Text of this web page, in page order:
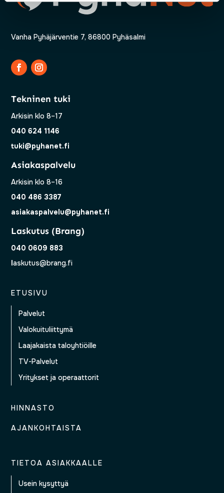
Vanha Pyhäjärventie 7, 86800 Pyhäsalmi
Tekninen tuki
Arkisin klo 8–17
040 624 1146
tuki@pyhanet.fi
Asiakaspalvelu
Arkisin klo 8–16
040 486 3387
asiakaspalvelu@pyhanet.fi
Laskutus (Brang)
040 0609 883
laskutus@brang.fi
ETUSIVU
Palvelut
Valokuituliittymä
Laajakaista taloyhtiöille
TV-Palvelut
Yritykset ja operaattorit
HINNASTO
AJANKOHTAISTA
TIETOA ASIAKKAALLE
Usein kysyttyä